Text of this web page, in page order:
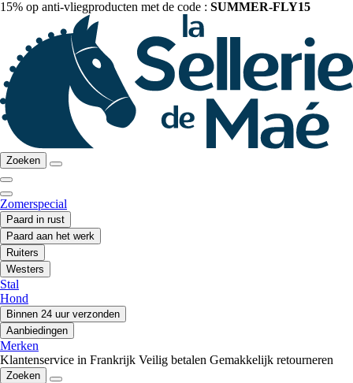
15% op anti-vliegproducten met de code : SUMMER-FLY15
Zoeken
Zomerspecial
Paard in rust
Paard aan het werk
Ruiters
Westers
Stal
Hond
Binnen 24 uur verzonden
Aanbiedingen
Merken
Klantenservice in Frankrijk Veilig betalen Gemakkelijk retourneren
Zoeken